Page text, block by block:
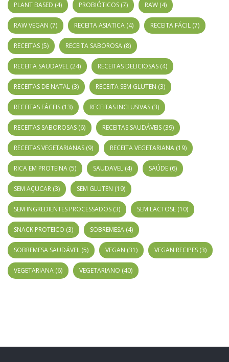
PLANT BASED (4) PROBIÓTICOS (7) RAW (4)
RAW VEGAN (7) RECEITA ASIATICA (4) RECEITA FÁCIL (7)
RECEITAS (5) RECEITA SABOROSA (8)
RECEITA SAUDAVEL (24) RECEITAS DELICIOSAS (4)
RECEITAS DE NATAL (3) RECEITA SEM GLUTEN (3)
RECEITAS FÁCEIS (13) RECEITAS INCLUSIVAS (3)
RECEITAS SABOROSAS (6) RECEITAS SAUDÁVEIS (39)
RECEITAS VEGETARIANAS (9) RECEITA VEGETARIANA (19)
RICA EM PROTEINA (5) SAUDAVEL (4) SAÚDE (6)
SEM AÇUCAR (3) SEM GLUTEN (19)
SEM INGREDIENTES PROCESSADOS (3) SEM LACTOSE (10)
SNACK PROTEICO (3) SOBREMESA (4)
SOBREMESA SAUDÁVEL (5) VEGAN (31) VEGAN RECIPES (3)
VEGETARIANA (6) VEGETARIANO (40)